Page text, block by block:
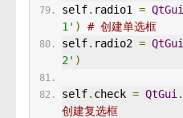
self. radio1 = QtGui
1' )
# 创建单选框
self. radio2 = QtGui
2' )
self. check = QtGui .
创建复选框